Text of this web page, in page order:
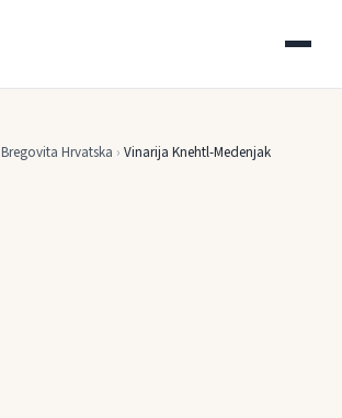
Bregovita Hrvatska › Vinarija Knehtl-Medenjak